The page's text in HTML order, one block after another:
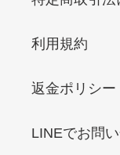
利用規約
返金ポリシー
LINEでお問